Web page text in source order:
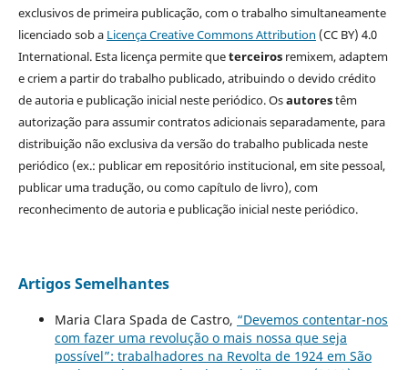
exclusivos de primeira publicação, com o trabalho simultaneamente
licenciado sob a Licença Creative Commons Attribution (CC BY) 4.0
International. Esta licença permite queterceirosremixem, adaptem
e criem a partir do trabalho publicado, atribuindo o devido crédito
de autoria e publicação inicial neste periódico. Osautorestêm
autorização para assumir contratos adicionais separadamente, para
distribuição não exclusiva da versão do trabalho publicada neste
periódico (ex.: publicar em repositório institucional, em site pessoal,
publicar uma tradução, ou como capítulo de livro), com
reconhecimento de autoria e publicação inicial neste periódico.
Artigos Semelhantes
Maria Clara Spada de Castro, “Devemos contentar-nos
com fazer uma revolução o mais nossa que seja
possível”: trabalhadores na Revolta de 1924 em São